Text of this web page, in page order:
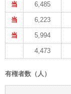
当 6,485
当 6,223
当 5,994
4,473
有権者数（人）